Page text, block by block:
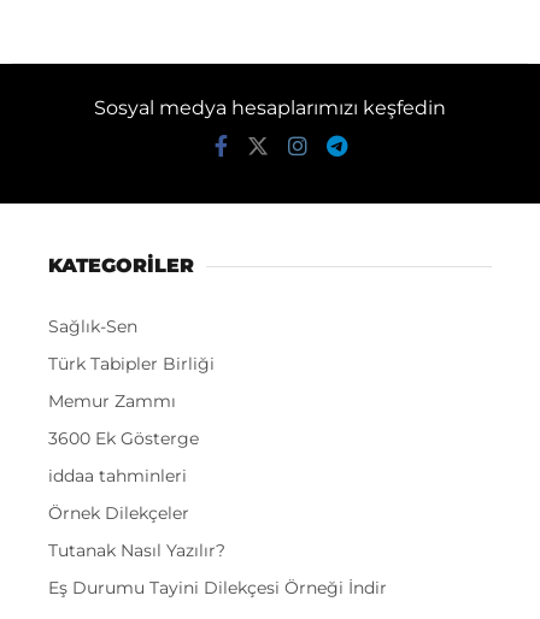
Sosyal medya hesaplarımızı keşfedin
KATEGORİLER
Sağlık-Sen
Türk Tabipler Birliği
Memur Zammı
3600 Ek Gösterge
iddaa tahminleri
Örnek Dilekçeler
Tutanak Nasıl Yazılır?
Eş Durumu Tayini Dilekçesi Örneği İndir